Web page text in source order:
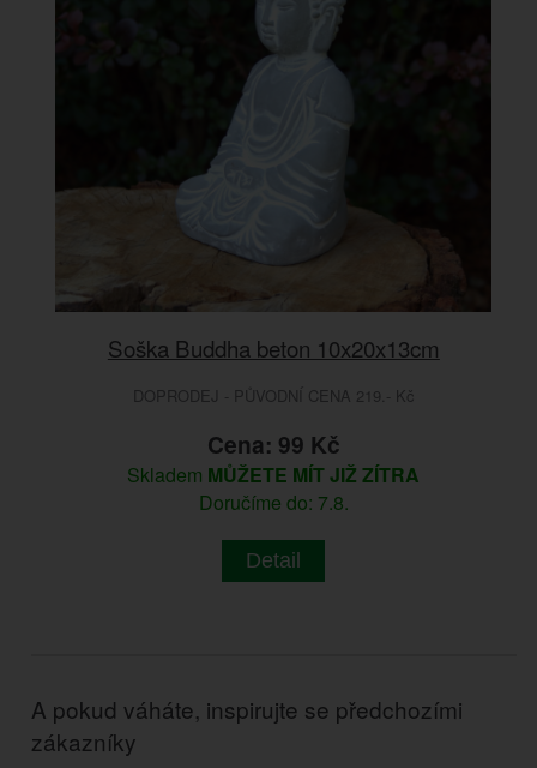
Soška Buddha beton 10x20x13cm
DOPRODEJ - PŮVODNÍ CENA 219.- Kč
Cena: 99 Kč
Skladem MŮŽETE MÍT JIŽ ZÍTRA
Doručíme do: 7.8.
Detail
A pokud váháte, inspirujte se předchozími
zákazníky